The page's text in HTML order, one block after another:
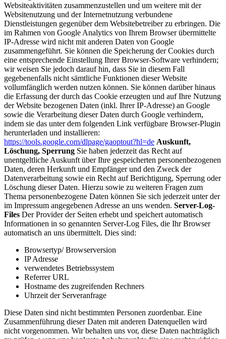
Websiteaktivitäten zusammenzustellen und um weitere mit der
Websitenutzung und der Internetnutzung verbundene
Dienstleistungen gegenüber dem Websitebetreiber zu erbringen. Die
im Rahmen von Google Analytics von Ihrem Browser übermittelte
IP-Adresse wird nicht mit anderen Daten von Google
zusammengeführt. Sie können die Speicherung der Cookies durch
eine entsprechende Einstellung Ihrer Browser-Software verhindern;
wir weisen Sie jedoch darauf hin, dass Sie in diesem Fall
gegebenenfalls nicht sämtliche Funktionen dieser Website
vollumfänglich werden nutzen können. Sie können darüber hinaus
die Erfassung der durch das Cookie erzeugten und auf Ihre Nutzung
der Website bezogenen Daten (inkl. Ihrer IP-Adresse) an Google
sowie die Verarbeitung dieser Daten durch Google verhindern,
indem sie das unter dem folgenden Link verfügbare Browser-Plugin
herunterladen und installieren:
https://tools.google.com/dlpage/gaoptout?hl=de Auskunft,
Löschung, Sperrung Sie haben jederzeit das Recht auf
unentgeltliche Auskunft über Ihre gespeicherten personenbezogenen
Daten, deren Herkunft und Empfänger und den Zweck der
Datenverarbeitung sowie ein Recht auf Berichtigung, Sperrung oder
Löschung dieser Daten. Hierzu sowie zu weiteren Fragen zum
Thema personenbezogene Daten können Sie sich jederzeit unter der
im Impressum angegebenen Adresse an uns wenden. Server-Log-
Files Der Provider der Seiten erhebt und speichert automatisch
Informationen in so genannten Server-Log Files, die Ihr Browser
automatisch an uns übermittelt. Dies sind:
Browsertyp/ Browserversion
IP Adresse
verwendetes Betriebssystem
Referrer URL
Hostname des zugreifenden Rechners
Uhrzeit der Serveranfrage
Diese Daten sind nicht bestimmten Personen zuordenbar. Eine
Zusammenführung dieser Daten mit anderen Datenquellen wird
nicht vorgenommen. Wir behalten uns vor, diese Daten nachträglich